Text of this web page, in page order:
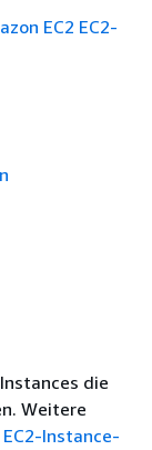
EC2 EC2-
die
Weitere
Instance-